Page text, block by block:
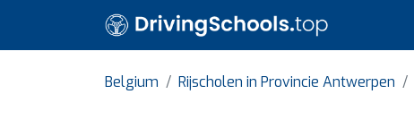
Belgium Rijscholen in Provincie Antwerpen